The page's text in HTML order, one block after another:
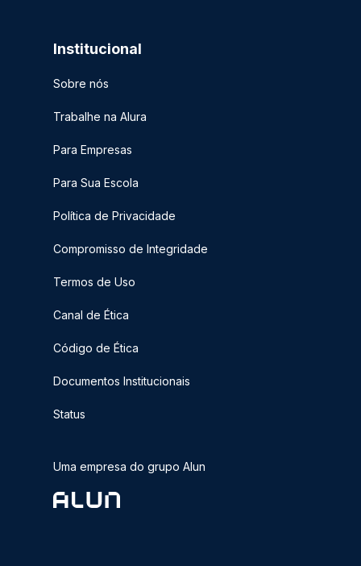
Institucional
Sobre nós
Trabalhe na Alura
Para Empresas
Para Sua Escola
Política de Privacidade
Compromisso de Integridade
Termos de Uso
Canal de Ética
Código de Ética
Documentos Institucionais
Status
Uma empresa do grupo Alun